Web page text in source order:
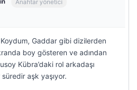
Anahtar yönetici
Koydum, Gaddar gibi dizilerden
boy gösteren ve adından
Kübra’daki rol arkadaşı
süredir aşk yaşıyor.